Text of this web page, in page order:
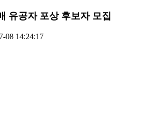
유공자 포상 후보자 모집
08 14:24:17